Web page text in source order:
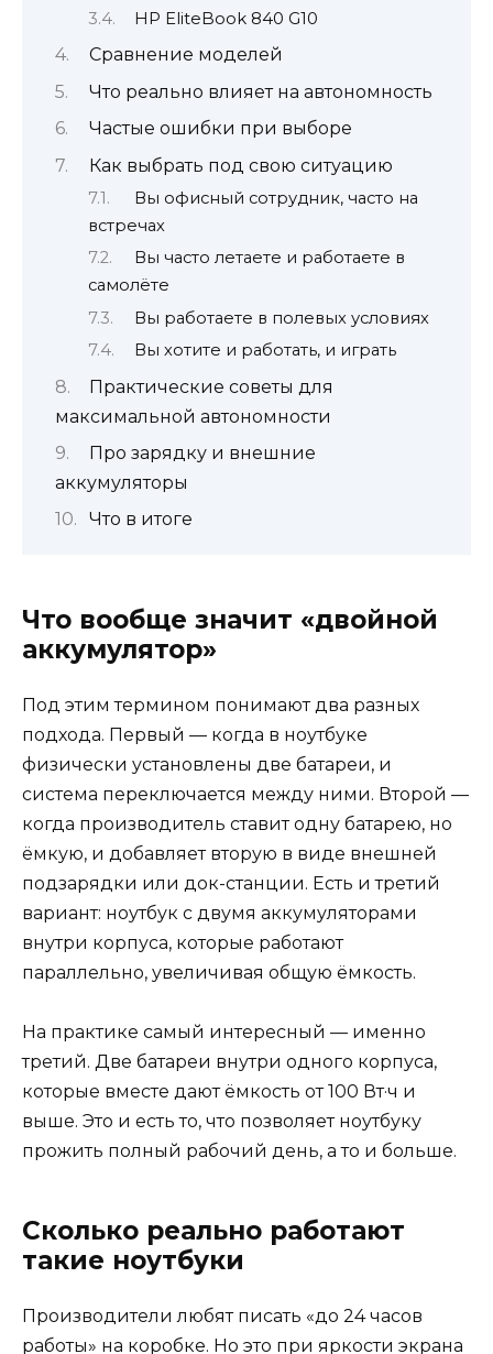
HP EliteBook 840 G10
Сравнение моделей
Что реально влияет на автономность
Частые ошибки при выборе
Как выбрать под свою ситуацию
Вы офисный сотрудник, часто на
встречах
Вы часто летаете и работаете в
самолёте
Вы работаете в полевых условиях
Вы хотите и работать, и играть
Практические советы для
максимальной автономности
Про зарядку и внешние
аккумуляторы
Что в итоге
Что вообще значит «двойной
аккумулятор»
Под этим термином понимают два разных
подхода. Первый — когда в ноутбуке
физически установлены две батареи, и
система переключается между ними. Второй —
когда производитель ставит одну батарею, но
ёмкую, и добавляет вторую в виде внешней
подзарядки или док-станции. Есть и третий
вариант: ноутбук с двумя аккумуляторами
внутри корпуса, которые работают
параллельно, увеличивая общую ёмкость.
На практике самый интересный — именно
третий. Две батареи внутри одного корпуса,
которые вместе дают ёмкость от 100 Вт·ч и
выше. Это и есть то, что позволяет ноутбуку
прожить полный рабочий день, а то и больше.
Сколько реально работают
такие ноутбуки
Производители любят писать «до 24 часов
работы» на коробке. Но это при яркости экрана